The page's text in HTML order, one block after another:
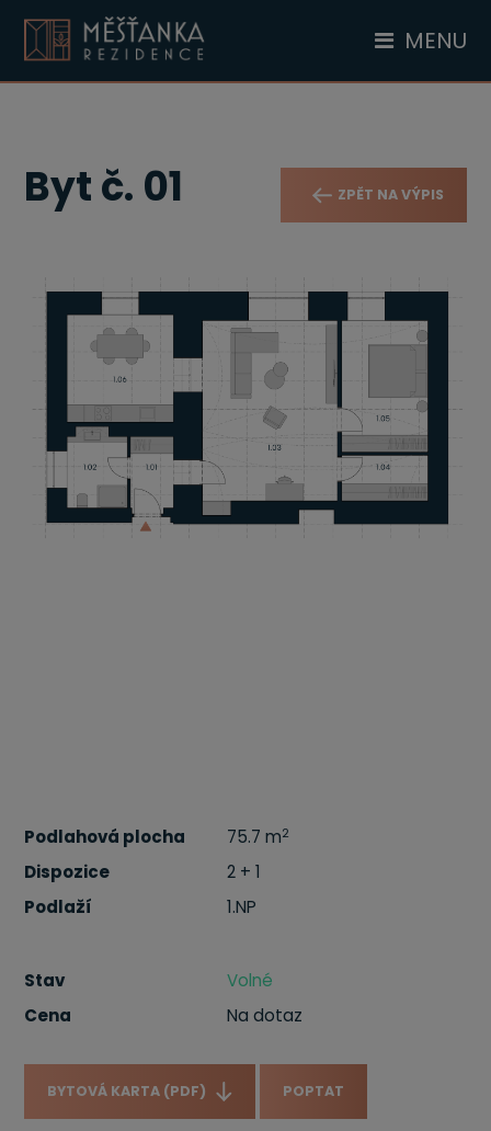
MENU
Byt č. 01 ZPĚT NA VÝPIS
Podlahová plocha 75.7 m2
Dispozice
2 + 1
Podlaží
1.NP
Stav
Volné
Cena
Na dotaz
BYTOVÁ KARTA (PDF) POPTAT